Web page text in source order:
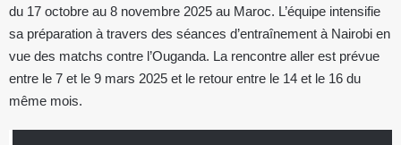
du 17 octobre au 8 novembre 2025 au Maroc. L’équipe intensifie
sa préparation à travers des séances d’entraînement à Nairobi en
vue des matchs contre l’Ouganda. La rencontre aller est prévue
entre le 7 et le 9 mars 2025 et le retour entre le 14 et le 16 du
même mois.